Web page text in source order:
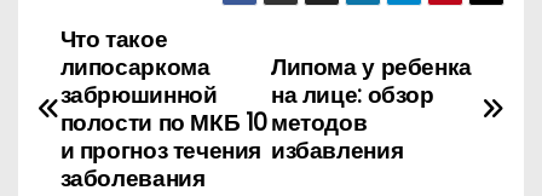
Н
а
Липома у ребенка
на лице: обзор
методов
избавления
Что такое
липосаркома
забрюшинной
полости по МКБ 10
и прогноз течения
заболевания